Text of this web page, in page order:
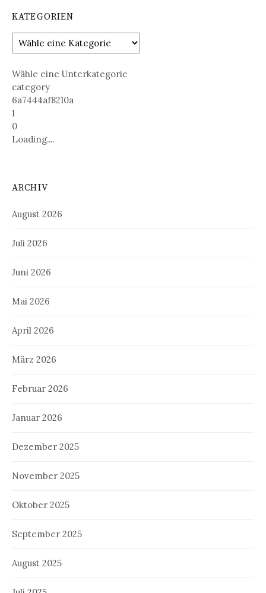
KATEGORIEN
Wähle eine Unterkategorie
category
6a7444af8210a
1
0
Loading....
ARCHIV
August 2026
Juli 2026
Juni 2026
Mai 2026
April 2026
März 2026
Februar 2026
Januar 2026
Dezember 2025
November 2025
Oktober 2025
September 2025
August 2025